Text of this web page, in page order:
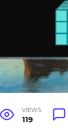
VIEWS
119